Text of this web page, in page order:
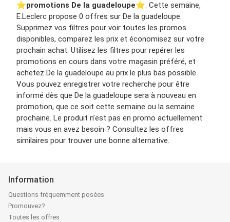
⭐️promotions De la guadeloupe⭐️. Cette semaine,
E.Leclerc propose 0 offres sur De la guadeloupe.
Supprimez vos filtres pour voir toutes les promos
disponibles, comparez les prix et économisez sur votre
prochain achat. Utilisez les filtres pour repérer les
promotions en cours dans votre magasin préféré, et
achetez De la guadeloupe au prix le plus bas possible.
Vous pouvez enregistrer votre recherche pour être
informé dès que De la guadeloupe sera à nouveau en
promotion, que ce soit cette semaine ou la semaine
prochaine. Le produit n’est pas en promo actuellement
mais vous en avez besoin ? Consultez les offres
similaires pour trouver une bonne alternative.
Information
Questions fréquemment posées
Promouvez?
Toutes les offres